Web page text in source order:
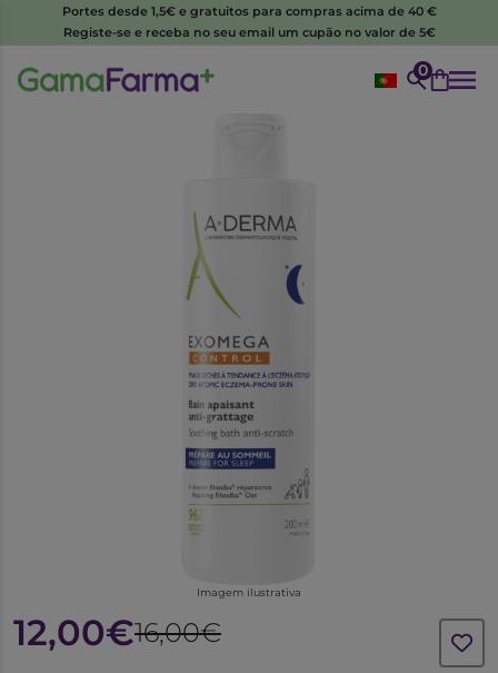
Portes desde 1,5€ e gratuitos para compras acima de 40 €
Registe-se e receba no seu email um cupão no valor de 5€
0
Imagem ilustrativa
12,00€16,00€